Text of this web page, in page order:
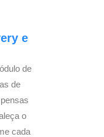
e
de
de
o
cada